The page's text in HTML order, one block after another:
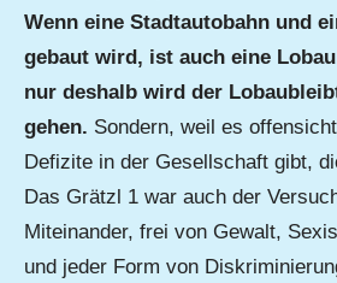
Wenn eine Stadtautobahn und
gebaut wird, ist auch eine
nur deshalb wird der
gehen. Sondern, weil es
Defizite in der Gesellschaft gibt,
Das Grätzl 1 war auch der
Miteinander, frei von Gewalt,
und jeder Form von